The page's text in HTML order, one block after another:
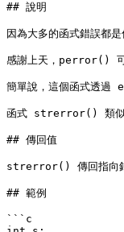
## 說明
因為大多的函式錯誤都
感謝上天，perror() 可
簡單說，這個函式透過
函式 strerror() 類似
## 傳回值
strerror() 傳回指向錯
## 範例
```c